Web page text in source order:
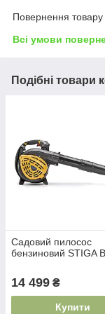
Повернення
Всі умови
Подібні товари
Садовий пилосос
бензиновий STIGA
14 499 ₴
Купити